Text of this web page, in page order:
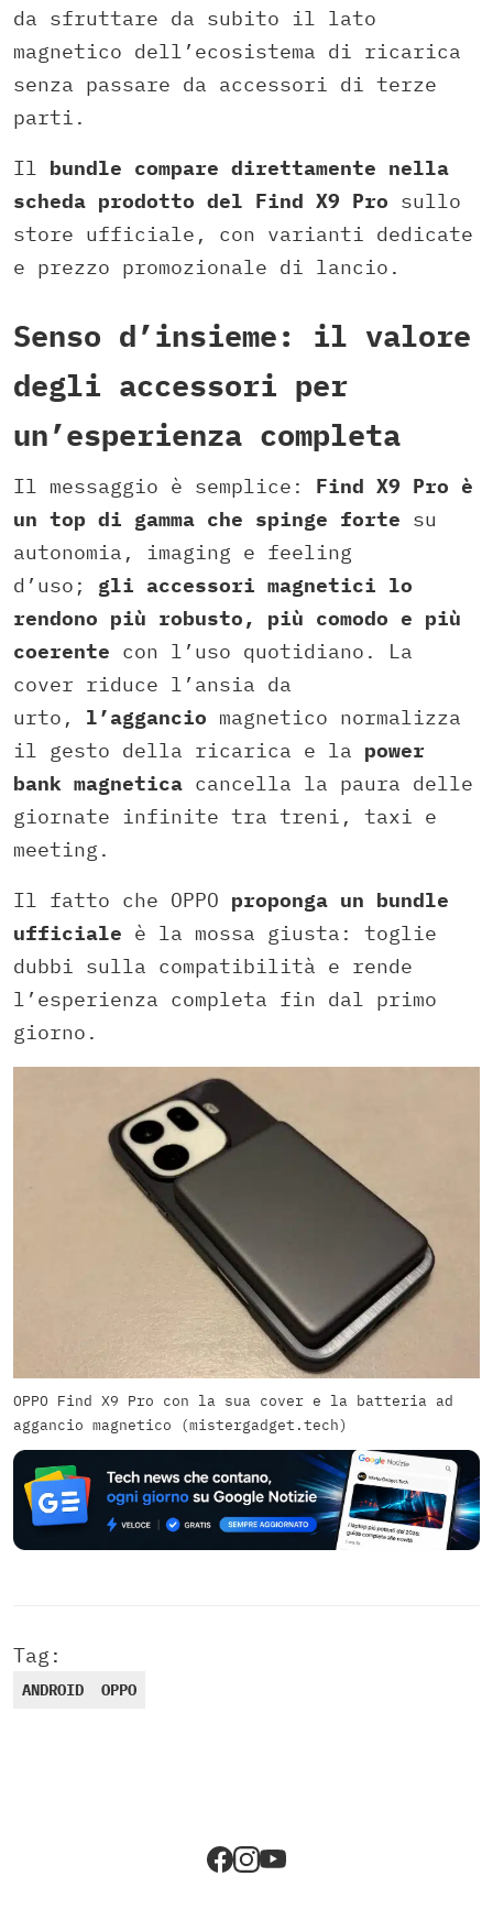
da sfruttare da subito il lato
magnetico dell’ecosistema di ricarica
senza passare da accessori di terze
parti.
Il bundle compare direttamente nella
scheda prodotto del Find X9 Pro sullo
store ufficiale, con varianti dedicate
e prezzo promozionale di lancio.
Senso d’insieme: il valore
degli accessori per
un’esperienza completa
Il messaggio è semplice: Find X9 Pro è
un top di gamma che spinge forte su
autonomia, imaging e feeling
d’uso; gli accessori magnetici lo
rendono più robusto, più comodo e più
coerente con l’uso quotidiano. La
cover riduce l’ansia da
urto, l’aggancio magnetico normalizza
il gesto della ricarica e la power
bank magnetica cancella la paura delle
giornate infinite tra treni, taxi e
meeting.
Il fatto che OPPO proponga un bundle
ufficiale è la mossa giusta: toglie
dubbi sulla compatibilità e rende
l’esperienza completa fin dal primo
giorno.
OPPO Find X9 Pro con la sua cover e la batteria ad
aggancio magnetico (mistergadget.tech)
Tag:
ANDROID OPPO